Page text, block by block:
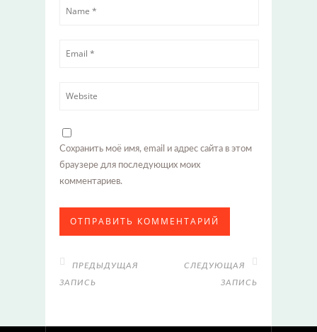
Сохранить моё имя, email и адрес сайта в этом
браузере для последующих моих
комментариев.
ПРЕДЫДУЩАЯ
ЗАПИСЬ
СЛЕДУЮЩАЯ
ЗАПИСЬ